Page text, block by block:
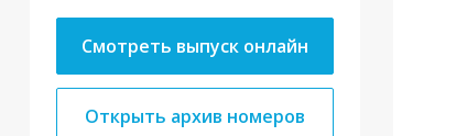
Смотреть выпуск онлайн
Открыть архив номеров